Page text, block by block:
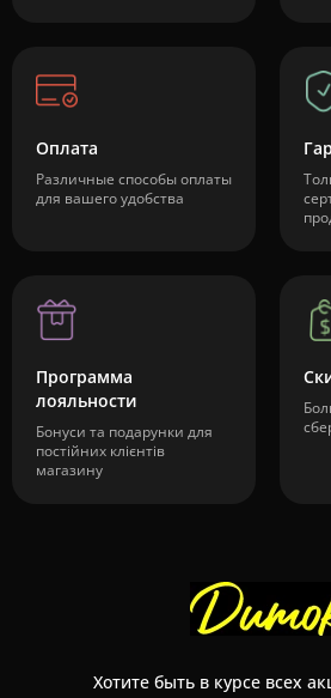
Оплата
Различные способы оплаты
для вашего удобства
Программа
лояльности
Бонуси та подарунки для
постійних клієнтів
магазину
Хотите быть в курсе всех